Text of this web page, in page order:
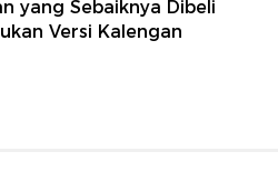
yang Sebaiknya Dibeli
Versi Kalengan